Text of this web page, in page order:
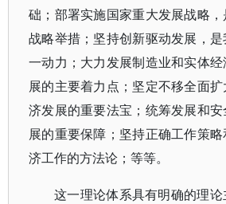
础；部署实施国家重大发展战略
战略举措；坚持创新驱动发展，
一动力；大力发展制造业和实体
展的主要着力点；坚定不移全面
济发展的重要法宝；统筹发展和
展的重要保障；坚持正确工作策
济工作的方法论；等等。
这一理论体系具有明确的理